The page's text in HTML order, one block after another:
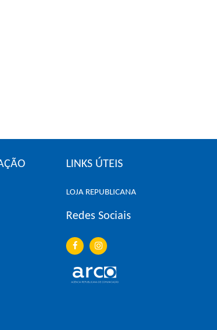
LINKS ÚTEIS
LOJA REPUBLICANA
Redes Sociais